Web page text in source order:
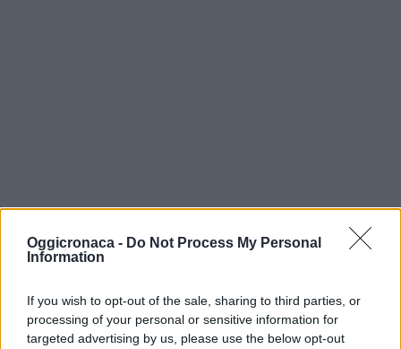
Oggicronaca - Do Not Process My Personal
Information
If you wish to opt-out of the sale, sharing to third parties, or
processing of your personal or sensitive information for
targeted advertising by us, please use the below opt-out